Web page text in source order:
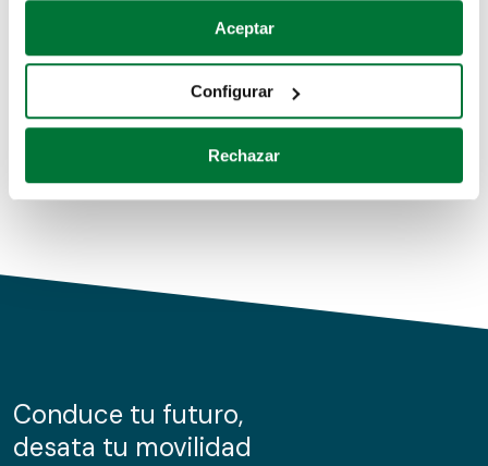
Si lo permite, también quisiéramos:
Recopilar información sobre su ubicación geográfica
Identificar su dispositivo analizándolo activamente
para buscar características específicas (huellas
Obtenga más información sobre cómo se procesan sus
de cookies.
información sobre el uso que haga del sitio web con
nuestros partners de redes sociales, publicidad y análisis
Aceptar
Configurar
Rechazar
Coches de segunda mano
Coches de km0
Conduce tu futuro,
desata tu movilidad